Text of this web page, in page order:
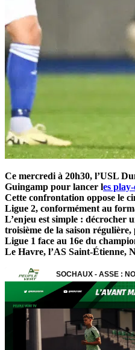
Ce mercredi à 20h30, l’USL
Guingamp pour lancer les
Cette confrontation oppose le
Ligue 2, conformément au
L’enjeu est simple : décrocher
troisième de la saison régulière,
Ligue 1 face au 16e du
Le Havre, l’AS Saint-Étienne,